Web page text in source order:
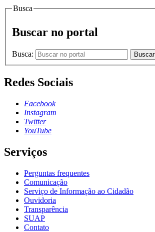
Busca
Buscar no portal
Busca: Buscar
Redes Sociais
Facebook
Instagram
Twitter
YouTube
Serviços
Perguntas frequentes
Comunicação
Serviço de Informação ao Cidadão
Ouvidoria
Transparência
SUAP
Contato